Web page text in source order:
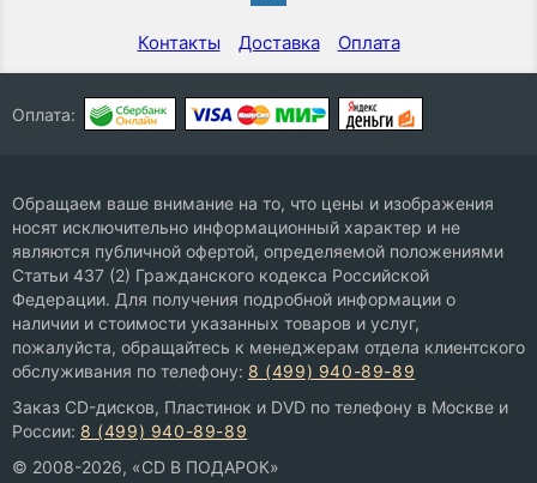
Контакты Доставка Оплата
Оплата:
Обращаем ваше внимание на то, что цены и изображения
носят исключительно информационный характер и не
являются публичной офертой, определяемой положениями
Статьи 437 (2) Гражданского кодекса Российской
Федерации. Для получения подробной информации о
наличии и стоимости указанных товаров и услуг,
пожалуйста, обращайтесь к менеджерам отдела клиентского
обслуживания по телефону: 8 (499) 940-89-89
Заказ CD-дисков, Пластинок и DVD по телефону в Москве и
России: 8 (499) 940-89-89
© 2008-2026, «CD В ПОДАРОК»